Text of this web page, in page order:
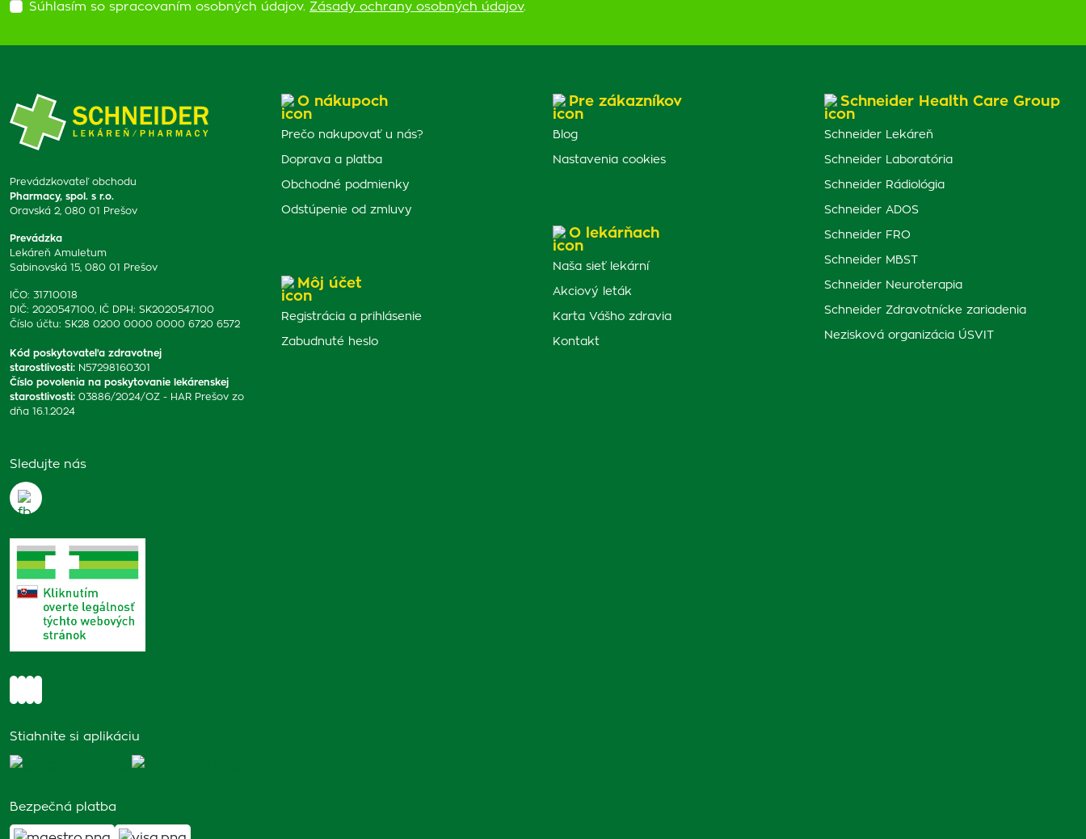
Súhlasím so spracovaním osobných údajov. Zásady ochrany osobných údajov.
Prevádzkovateľ obchodu
Pharmacy, spol. s r.o.
Oravská 2, 080 01 Prešov
Prevádzka
Lekáreň Amuletum
Sabinovská 15, 080 01 Prešov
IČO: 31710018
DIČ: 2020547100, IČ DPH: SK2020547100
Číslo účtu: SK28 0200 0000 0000 6720 6572
Kód poskytovateľa zdravotnej
starostlivosti: N57298160301
Číslo povolenia na poskytovanie lekárenskej
starostlivosti: 03886/2024/OZ - HAR Prešov zo
dňa 16.1.2024
Sledujte nás
Stiahnite si aplikáciu
Bezpečná platba
O nákupoch
Prečo nakupovať u nás?
Doprava a platba
Obchodné podmienky
Odstúpenie od zmluvy
Môj účet
Registrácia a prihlásenie
Zabudnuté heslo
Pre zákazníkov
Blog
Nastavenia cookies
O lekárňach
Naša sieť lekární
Akciový leták
Karta Vášho zdravia
Kontakt
Schneider Health Care Group
Schneider Lekáreň
Schneider Laboratória
Schneider Rádiológia
Schneider ADOS
Schneider FRO
Schneider MBST
Schneider Neuroterapia
Schneider Zdravotnícke zariadenia
Nezisková organizácia ÚSVIT